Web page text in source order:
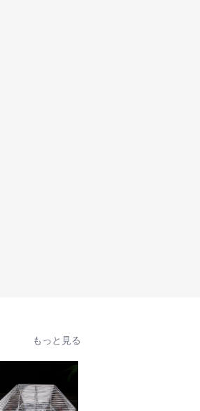
もっと見る